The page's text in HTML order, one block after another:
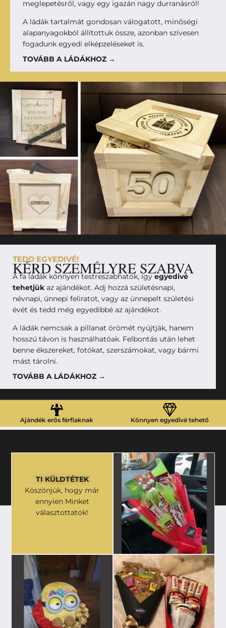
meglepetésről, vagy egy igazán nagy durranásról!
A ládák tartalmát gondosan válogatott, minőségi
alapanyagokból állítottuk össze, azonban szívesen
fogadunk egyedi elképzeléseket is.
TOVÁBB A LÁDÁKHOZ →
TEDD EGYEDIVÉ!
KÉRD SZEMÉLYRE SZABVA
A fa ládák könnyen testreszabhatók, ígyegyedivé
tehetjük az ajándékot. Adj hozzá születésnapi,
névnapi, ünnepi feliratot, vagy az ünnepelt születési
évét és tedd még egyedibbé az ajándékot.
A ládák nemcsak a pillanat örömét nyújtják, hanem
hosszú távon is használhatóak. Felbontás után lehet
benne ékszereket, fotókat, szerszámokat, vagy bármi
mást tárolni.
TOVÁBB A LÁDÁKHOZ →
Ajándék erős férfiaknak Könnyen egyedivé tehető
TI KÜLDTÉTEK
Köszönjük, hogy már
ennyien Minket
választottatok!